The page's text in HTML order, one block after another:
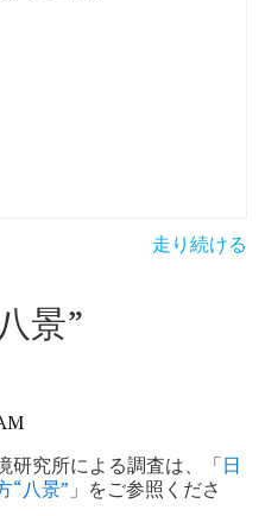
走り続ける
八景”
研究所による調査は、「日
“八景” 」をご参照くださ